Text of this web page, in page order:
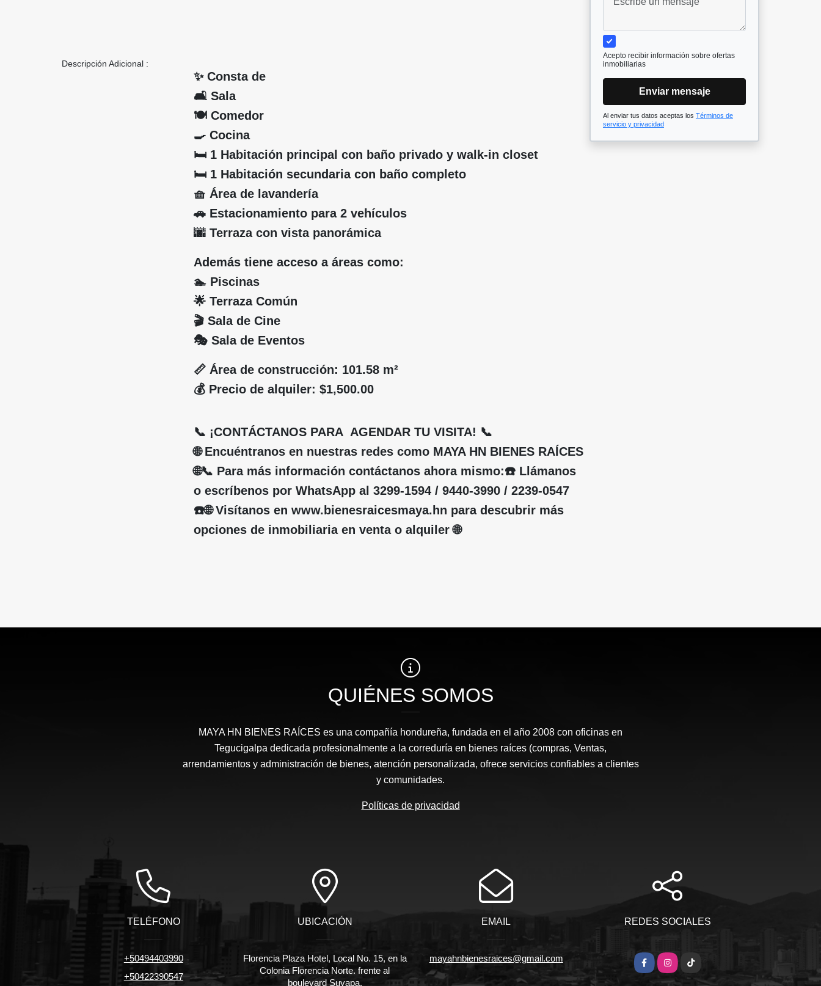
Descripción Adicional :
✨ Consta de
🛋️ Sala
🍽️ Comedor
🍳 Cocina
🛏️ 1 Habitación principal con baño privado y walk-in closet
🛏️ 1 Habitación secundaria con baño completo
🧺 Área de lavandería
🚗 Estacionamiento para 2 vehículos
🌆 Terraza con vista panorámica
Además tiene acceso a áreas como:
🏊 Piscinas
🌟 Terraza Común
🎬 Sala de Cine
🎭 Sala de Eventos
📏 Área de construcción: 101.58 m²
💰 Precio de alquiler: $1,500.00
📞 ¡CONTÁCTANOS PARA AGENDAR TU VISITA! 📞
🌐 Encuéntranos en nuestras redes como MAYA HN BIENES RAÍCES
🌐📞 Para más información contáctanos ahora mismo:☎️ Llámanos
o escríbenos por WhatsApp al 3299-1594 / 9440-3990 / 2239-0547
☎️🌐 Visítanos en www.bienesraicesmaya.hn para descubrir más
opciones de inmobiliaria en venta o alquiler 🌐
Acepto recibir información sobre ofertas
inmobiliarias
Enviar mensaje
Al enviar tus datos aceptas los Términos de
servicio y privacidad
QUIÉNES SOMOS
MAYA HN BIENES RAÍCES​ es una compañía hondureña, fundada en el año 2008 con oficinas en
Tegucigalpa dedicada profesionalmente a la correduría en bienes raíces (compras, Ventas,
arrendamientos y administración de bienes, atención personalizada, ofrece servicios confiables a clientes
y comunidades.
Políticas de privacidad
TELÉFONO
+50494403990
+50422390547
UBICACIÓN
Florencia Plaza Hotel, Local No. 15, en la
Colonia Florencia Norte. frente al
boulevard Suyapa,
EMAIL
mayahnbienesraices@gmail.com
REDES SOCIALES
FacebookInstagram
TikTok